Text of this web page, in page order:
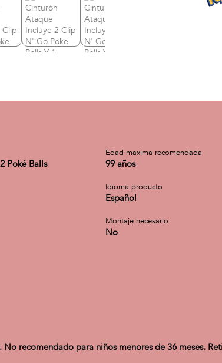
Poké Balls
Edad maxima recomendada
99 años
Idioma producto
Español
Montaje necesario
No
No recomendado para niños menores de 36 meses.